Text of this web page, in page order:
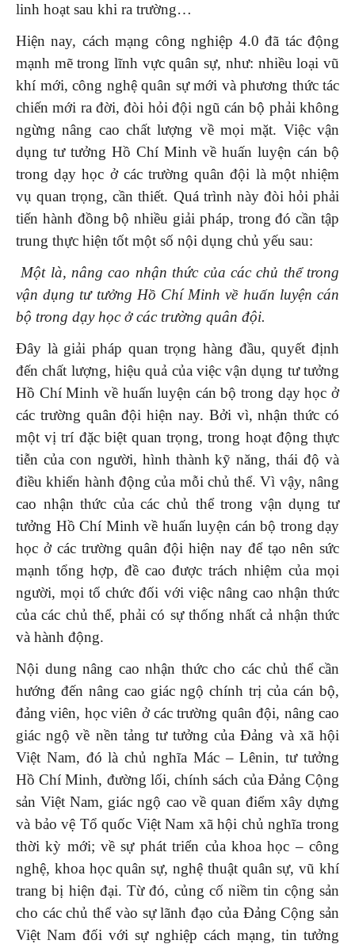
linh hoạt sau khi ra trường…
Hiện nay, cách mạng công nghiệp 4.0 đã tác động
mạnh mẽ trong lĩnh vực quân sự, như: nhiều loại vũ
khí mới, công nghệ quân sự mới và phương thức tác
chiến mới ra đời, đòi hỏi đội ngũ cán bộ phải không
ngừng nâng cao chất lượng về mọi mặt. Việc vận
dụng tư tưởng Hồ Chí Minh về huấn luyện cán bộ
trong dạy học ở các trường quân đội là một nhiệm
vụ quan trọng, cần thiết. Quá trình này đòi hỏi phải
tiến hành đồng bộ nhiều giải pháp, trong đó cần tập
trung thực hiện tốt một số nội dụng chủ yếu sau:
Một là, nâng cao nhận thức của các chủ thể trong
vận dụng tư tưởng Hồ Chí Minh về huấn luyện cán
bộ trong dạy học ở các trường quân đội.
Đây là giải pháp quan trọng hàng đầu, quyết định
đến chất lượng, hiệu quả của việc vận dụng tư tưởng
Hồ Chí Minh về huấn luyện cán bộ trong dạy học ở
các trường quân đội hiện nay. Bởi vì, nhận thức có
một vị trí đặc biệt quan trọng, trong hoạt động thực
tiễn của con người, hình thành kỹ năng, thái độ và
điều khiển hành động của mỗi chủ thể. Vì vậy, nâng
cao nhận thức của các chủ thể trong vận dụng tư
tưởng Hồ Chí Minh về huấn luyện cán bộ trong dạy
học ở các trường quân đội hiện nay để tạo nên sức
mạnh tổng hợp, đề cao được trách nhiệm của mọi
người, mọi tổ chức đối với việc nâng cao nhận thức
của các chủ thể, phải có sự thống nhất cả nhận thức
và hành động.
Nội dung nâng cao nhận thức cho các chủ thể cần
hướng đến nâng cao giác ngộ chính trị của cán bộ,
đảng viên, học viên ở các trường quân đội, nâng cao
giác ngộ về nền tảng tư tưởng của Đảng và xã hội
Việt Nam, đó là chủ nghĩa Mác – Lênin, tư tưởng
Hồ Chí Minh, đường lối, chính sách của Đảng Cộng
sản Việt Nam, giác ngộ cao về quan điểm xây dựng
và bảo vệ Tổ quốc Việt Nam xã hội chủ nghĩa trong
thời kỳ mới; về sự phát triển của khoa học – công
nghệ, khoa học quân sự, nghệ thuật quân sự, vũ khí
trang bị hiện đại. Từ đó, củng cố niềm tin cộng sản
cho các chủ thể vào sự lãnh đạo của Đảng Cộng sản
Việt Nam đối với sự nghiệp cách mạng, tin tưởng